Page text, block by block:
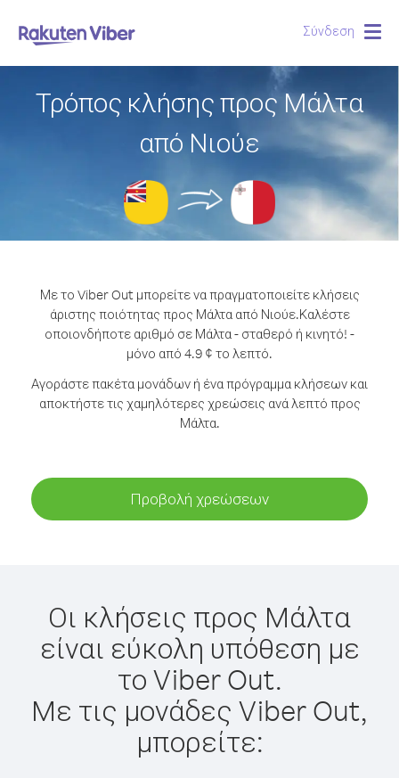
Σύνδεση
Τρόπος κλήσης προς Μάλτα
από Νιούε
Με το Viber Out μπορείτε να πραγματοποιείτε κλήσεις
άριστης ποιότητας προς Μάλτα από Νιούε.Καλέστε
οποιονδήποτε αριθμό σε Μάλτα - σταθερό ή κινητό! -
μόνο από 4.9 ¢ το λεπτό.
Αγοράστε πακέτα μονάδων ή ένα πρόγραμμα κλήσεων και
αποκτήστε τις χαμηλότερες χρεώσεις ανά λεπτό προς
Μάλτα.
Προβολή χρεώσεων
Οι κλήσεις προς Μάλτα
είναι εύκολη υπόθεση με
το Viber Out.
Με τις μονάδες Viber Out,
μπορείτε: